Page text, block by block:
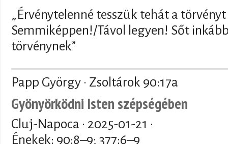
„Érvénytelenné tesszük tehát a
Semmiképpen!/Távol legyen! Sőt
törvénynek”
Papp György · Zsoltárok 90:17a
Gyönyörködni Isten szépségében
Cluj-Napoca · 2025-01-21 ·
Énekek: 90:8–9; 377:6–9